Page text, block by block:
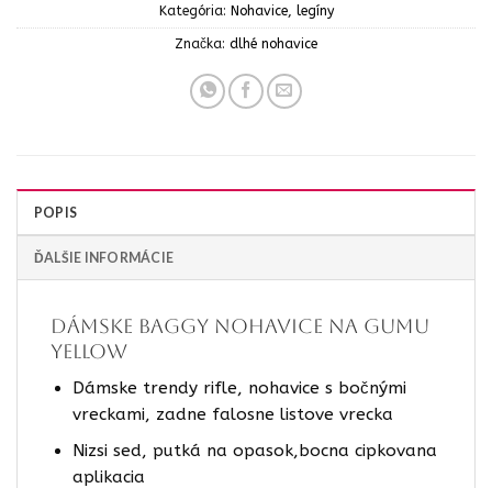
Kategória: Nohavice, legíny
Značka: dlhé nohavice
POPIS
ĎALŠIE INFORMÁCIE
Dámske baggy nohavice na gumu
yellow
Dámske trendy rifle, nohavice s bočnými
vreckami, zadne falosne listove vrecka
Nizsi sed, putká na opasok,bocna cipkovana
aplikacia